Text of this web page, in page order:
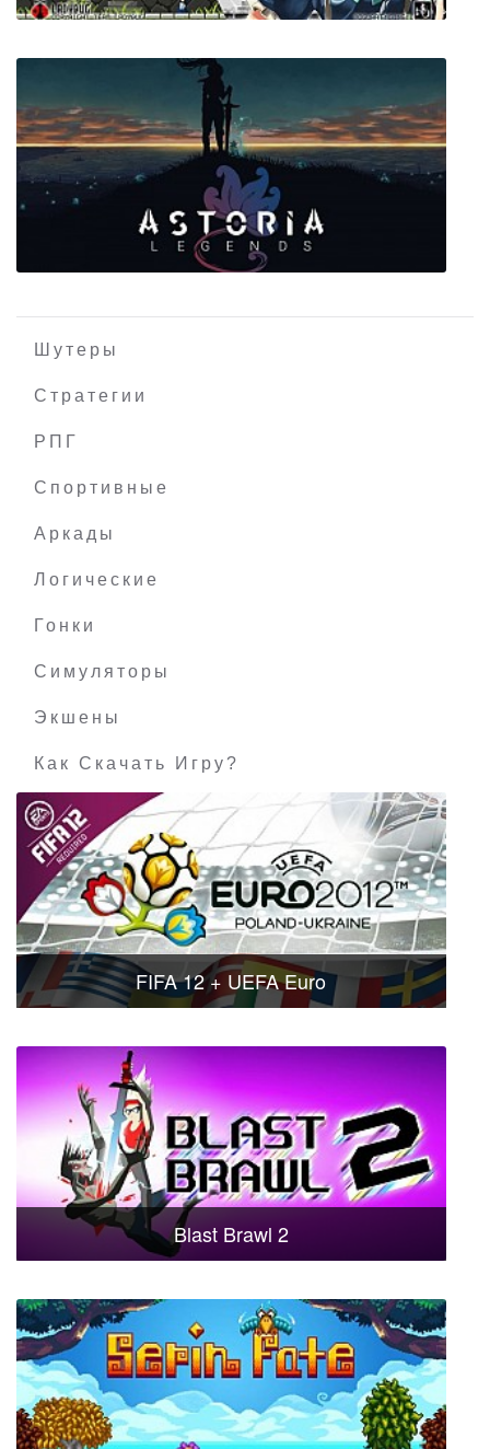
Touhou Luna Nights
Шутеры
Стратегии
РПГ
Спортивные
Аркады
Логические
Гонки
Симуляторы
Экшены
Как Скачать Игру?
FIFA 12 + UEFA Euro
Blast Brawl 2